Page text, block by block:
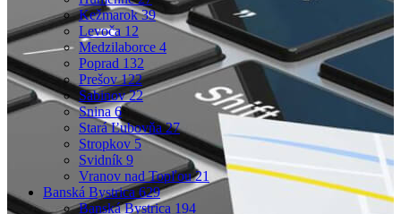
Kežmarok39
Levoča 12
Medzilaborce 4
Poprad 132
Prešov122
Sabinov22
Snina6
Stará Ľubovňa27
Stropkov 5
Svidník 9
Vranov nad Topľou21
Banská Bystrica 629
Banská Bystrica 194